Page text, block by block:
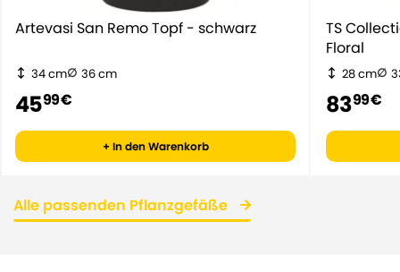
Artevasi San Remo Topf - schwarz
34 cm 36 cm
4599 €
+ In den Warenkorb
TS
Floral
28 cm
8399 €
Alle passenden Pflanzgefäße